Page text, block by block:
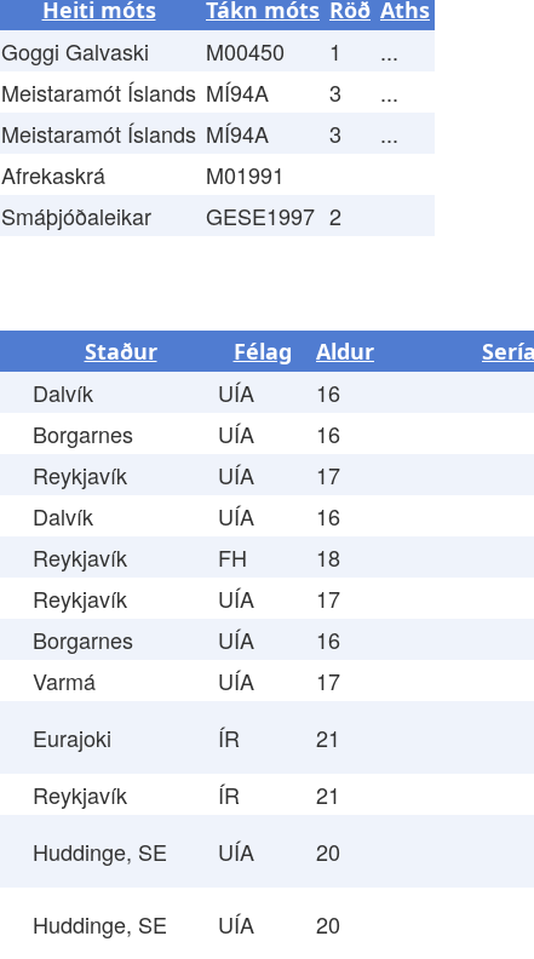
Heiti móts Tákn móts Röð Aths
Goggi Galvaski M00450 1
...
Meistaramót Íslands MÍ94A 3
...
Meistaramót Íslands MÍ94A 3
...
Afrekaskrá
M01991
Smáþjóðaleikar GESE1997 2
Staður Félag Aldur
Dalvík UÍA
16
Borgarnes UÍA
16
Reykjavík UÍA
17
Dalvík UÍA
16
Reykjavík FH
18
Reykjavík UÍA
17
Borgarnes UÍA
16
Varmá UÍA
17
Eurajoki ÍR
21
Reykjavík ÍR
21
Huddinge, SE UÍA 20
Huddinge, SE UÍA 20